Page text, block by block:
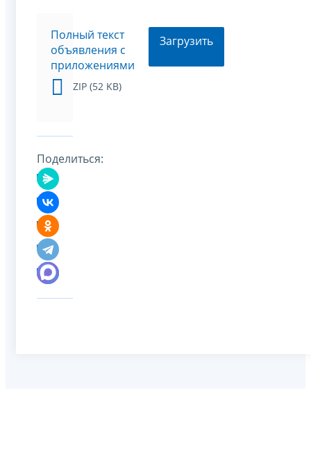
Полный текст
объявления с
приложениями
ZIP (52 KB)
Загрузить
Поделиться: